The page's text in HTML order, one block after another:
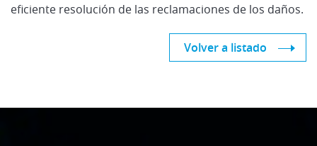
eficiente resolución de las reclamaciones de los daños.
Volver a listado